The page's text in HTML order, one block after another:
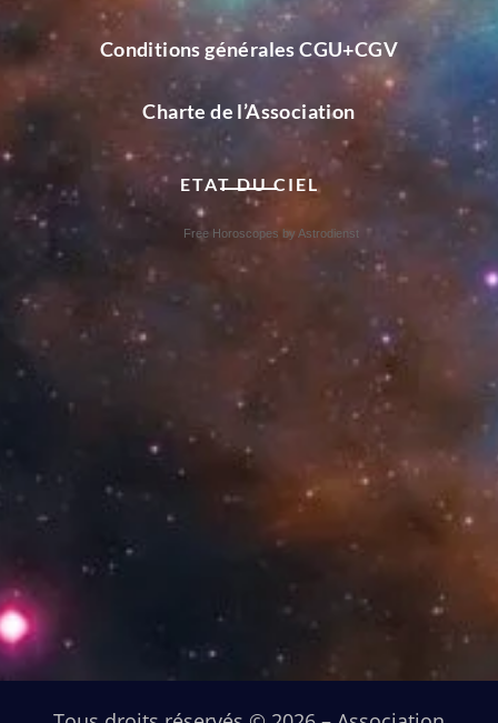
Conditions générales CGU+CGV
Charte de l’Association
ETAT DU CIEL
Free Horoscopes by Astrodienst